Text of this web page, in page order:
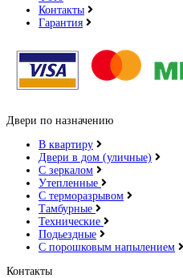
Контакты
Гарантия
Двери по назначению
В квартиру
Двери в дом (уличные)
С зеркалом
Утепленные
С терморазрывом
Тамбурные
Технические
Подьездные
С порошковым напылением
Контакты